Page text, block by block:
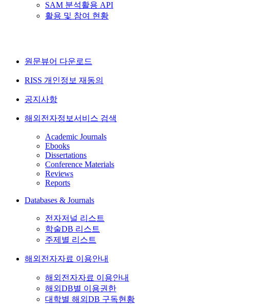
SAM 분석활용 API
활용 및 참여 현황
원문뷰어 다운로드
RISS 개인정보 재동의
공지사항
해외전자정보서비스 검색
Academic Journals
Ebooks
Dissertations
Conference Materials
Reviews
Reports
Databases & Journals
전자저널 리스트
학술DB 리스트
주제별 리스트
해외전자자료 이용안내
해외전자자료 이용안내
해외DB별 이용권한
대학별 해외DB 구독현황